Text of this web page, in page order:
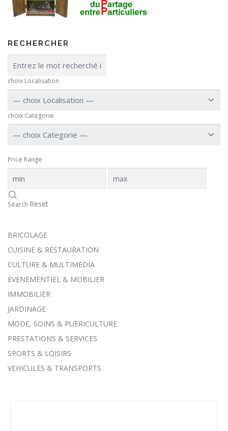
RECHERCHER
choix Localisation
choix Categorie
Price Range
Search Reset
BRICOLAGE
CUISINE & RESTAURATION
CULTURE & MULTIMEDIA
EVENEMENTIEL & MOBILIER
IMMOBILIER
JARDINAGE
MODE, SOINS & PUERICULTURE
PRESTATIONS & SERVICES
SPORTS & LOISIRS
VEHICULES & TRANSPORTS